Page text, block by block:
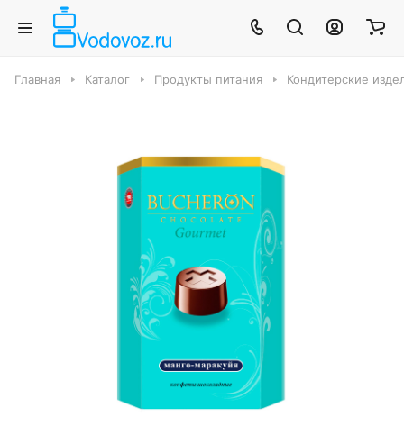
Главная Каталог Продукты питания Кондитерские